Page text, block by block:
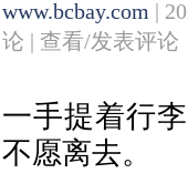
www.bcbay.com |
论 | 查看/发表评论
一手提着行
不愿离去。